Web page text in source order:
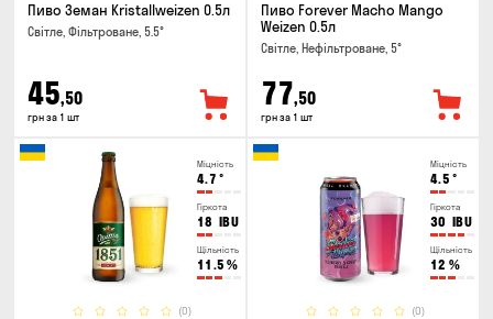
Пиво Земан Kristallweizen 0.5л
Світле, Фільтроване, 5.5°
45,50
грн за 1 шт
Пиво Forever Macho Mango
Weizen 0.5л
Світле, Нефільтроване, 5°
77,50
грн за 1 шт
Міцність
4.7 °
Гіркота
18 IBU
Щільність
11.5 %
(0)
Міцність
4.5 °
Гіркота
30 IBU
Щільність
12 %
(0)